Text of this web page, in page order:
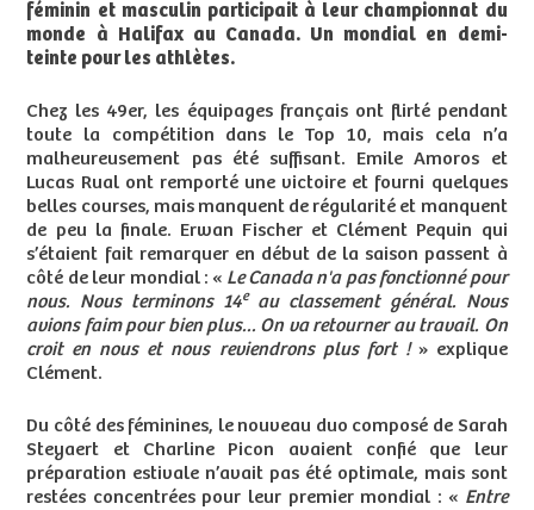
féminin et masculin participait à leur championnat du
monde à Halifax au Canada. Un mondial en demi-
teinte pour les athlètes.
Chez les 49er, les équipages français ont flirté pendant
toute la compétition dans le Top 10, mais cela n’a
malheureusement pas été suffisant. Emile Amoros et
Lucas Rual ont remporté une victoire et fourni quelques
belles courses, mais manquent de régularité et manquent
de peu la finale. Erwan Fischer et Clément Pequin qui
s’étaient fait remarquer en début de la saison passent à
côté de leur mondial : « Le Canada n'a pas fonctionné pour
nous. Nous terminons 14eau classement général. Nous
avions faim pour bien plus... On va retourner au travail. On
croit en nous et nous reviendrons plus fort !» explique
Clément.
Du côté des féminines, le nouveau duo composé de Sarah
Steyaert et Charline Picon avaient confié que leur
préparation estivale n’avait pas été optimale, mais sont
restées concentrées pour leur premier mondial : « Entre